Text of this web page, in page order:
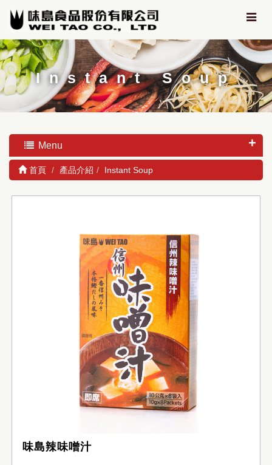
Instant Soup
Menu
首頁 產品介紹 Instant Soup
味島辣味噌汁